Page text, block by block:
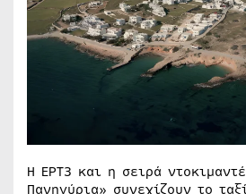
Η ΕΡΤ3 και η σειρά
Πανηγύρια» συνεχίζουν το